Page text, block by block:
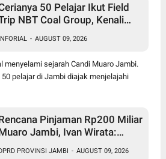
50 Pelajar Ikut Field
NBT Coal Group, Kenali
- AUGUST 09, 2026
menyelami sejarah Candi Muaro Jambi.
pelajar di Jambi diajak menjelajahi
Pinjaman Rp200 Miliar
Jambi, Ivan Wirata:
DPRD PROVINSI JAMBI - AUGUST 09, 2026